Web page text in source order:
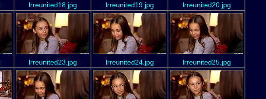
lrreunited18.jpg lrreunited19.jpg lrreunited20.jpg
lrreunited23.jpg lrreunited24.jpg lrreunited25.jpg